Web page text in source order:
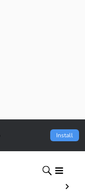
Install